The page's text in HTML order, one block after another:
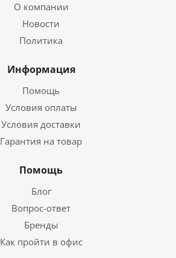
О компании
Новости
Политика
Информация
Помощь
Условия оплаты
Условия доставки
Гарантия на товар
Помощь
Блог
Вопрос-ответ
Бренды
Как пройти в офис